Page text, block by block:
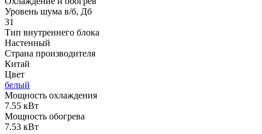
Уровень шума в/б, Дб
31
Тип внутреннего блока
Настенный
Страна производителя
Китай
Цвет
белый
Мощность охлаждения
7.55 кВт
Мощность обогрева
7.53 кВт